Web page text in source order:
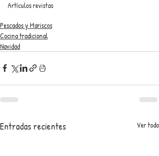
Artículos revistas
Pescados y Mariscos
Cocina tradicional
Navidad
Entradas recientes Ver todo